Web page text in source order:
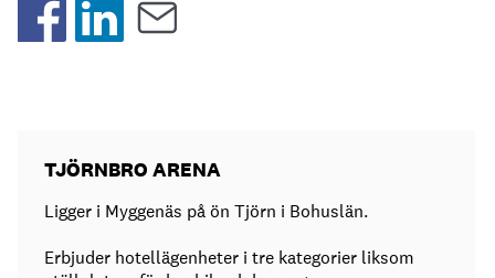
TJÖRNBRO ARENA
Ligger i Myggenäs på ön Tjörn i Bohuslän.
Erbjuder hotellägenheter i tre kategorier liksom